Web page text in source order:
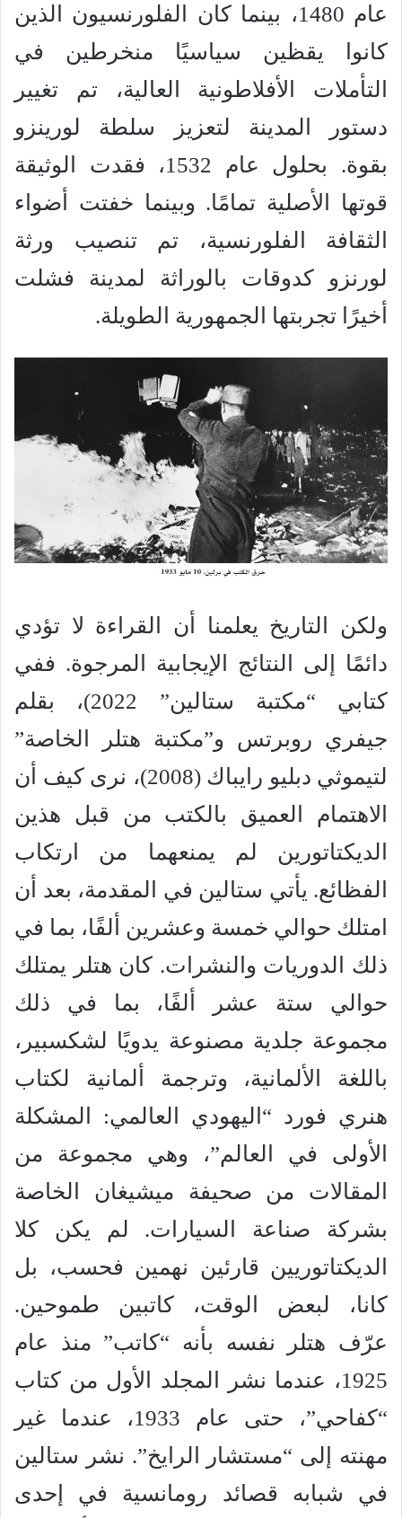
عام 1480، بينما كان الفلورنسيون الذين
كانوا يقظين سياسيًا منخرطين في
التأملات الأفلاطونية العالية، تم تغيير
دستور المدينة لتعزيز سلطة لورينزو
بقوة. بحلول عام 1532، فقدت الوثيقة
قوتها الأصلية تمامًا. وبينما خفتت أضواء
الثقافة الفلورنسية، تم تنصيب ورثة
لورنزو كدوقات بالوراثة لمدينة فشلت
أخيرًا تجربتها الجمهورية الطويلة.
ولكن التاريخ يعلمنا أن القراءة لا تؤدي
دائمًا إلى النتائج الإيجابية المرجوة. ففي
كتابي “مكتبة ستالين” 2022)، بقلم
جيفري روبرتس و”مكتبة هتلر الخاصة”
لتيموثي دبليو رايباك (2008)، نرى كيف أن
الاهتمام العميق بالكتب من قبل هذين
الديكتاتورين لم يمنعهما من ارتكاب
الفظائع. يأتي ستالين في المقدمة، بعد أن
امتلك حوالي خمسة وعشرين ألفًا، بما في
ذلك الدوريات والنشرات. كان هتلر يمتلك
حوالي ستة عشر ألفًا، بما في ذلك
مجموعة جلدية مصنوعة يدويًا لشكسبير،
باللغة الألمانية، وترجمة ألمانية لكتاب
هنري فورد “اليهودي العالمي: المشكلة
الأولى في العالم”، وهي مجموعة من
المقالات من صحيفة ميشيغان الخاصة
بشركة صناعة السيارات. لم يكن كلا
الديكتاتوريين قارئين نهمين فحسب، بل
كانا، لبعض الوقت، كاتبين طموحين.
عرّف هتلر نفسه بأنه “كاتب” منذ عام
1925، عندما نشر المجلد الأول من كتاب
“كفاحي”، حتى عام 1933، عندما غير
مهنته إلى “مستشار الرايخ”. نشر ستالين
في شبابه قصائد رومانسية في إحدى